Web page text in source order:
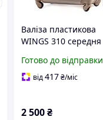
Валіза пластикова
WINGS 310 середня
з розширенням
Готово до відправки
від417 ₴/міс
2 500 ₴